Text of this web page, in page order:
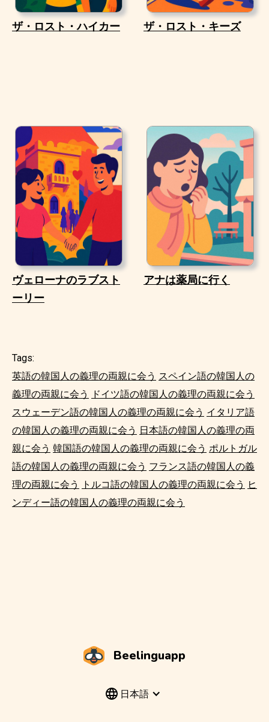
ザ・ロスト・ハイカー ザ・ロスト・キーズ
ヴェローナのラブスト
ーリー
アナは薬局に行く
Tags:
英語の韓国人の義理の両親に会う スペイン語の韓国人の
義理の両親に会う
ドイツ語の韓国人の義理の両親に会う
スウェーデン語の韓国人の義理の両親に会う イタリア語
の韓国人の義理の両親に会う 日本語の韓国人の義理の両
親に会う 韓国語の韓国人の義理の両親に会う ポルトガル
語の韓国人の義理の両親に会う フランス語の韓国人の義
理の両親に会う
トルコ語の韓国人の義理の両親に会う ヒ
ンディー語の韓国人の義理の両親に会う
Beelinguapp
日本語